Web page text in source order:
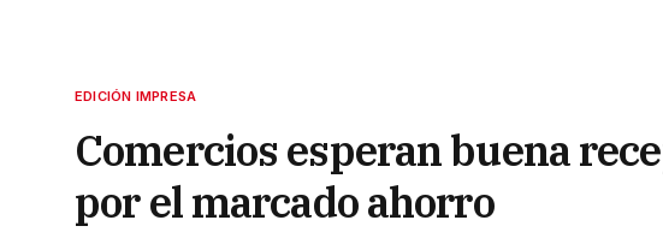
EDICIÓN IMPRESA
Comercios esperan buena
por el marcado ahorro